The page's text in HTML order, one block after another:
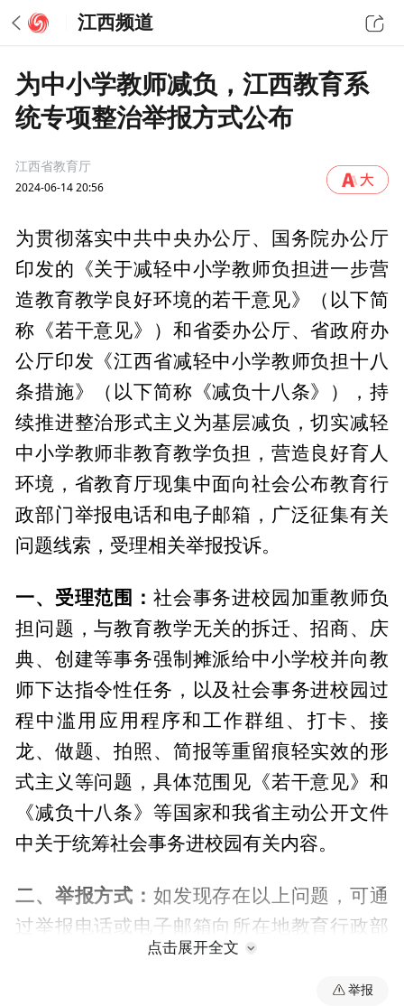
江西频道
为中小学教师减负，江西教育系
统专项整治举报方式公布
江西省教育厅
2024-06-14 20:56
为贯彻落实中共中央办公厅、国务院办公厅
印发的《关于减轻中小学教师负担进一步营
造教育教学良好环境的若干意见》（以下简
称《若干意见》）和省委办公厅、省政府办
公厅印发《江西省减轻中小学教师负担十八
条措施》（以下简称《减负十八条》），持
续推进整治形式主义为基层减负，切实减轻
中小学教师非教育教学负担，营造良好育人
环境，省教育厅现集中面向社会公布教育行
政部门举报电话和电子邮箱，广泛征集有关
问题线索，受理相关举报投诉。
一、受理范围： 社会事务进校园加重教师负
担问题，与教育教学无关的拆迁、招商、庆
典、创建等事务强制摊派给中小学校并向教
师下达指令性任务，以及社会事务进校园过
程中滥用应用程序和工作群组、打卡、接
龙、做题、拍照、简报等重留痕轻实效的形
式主义等问题，具体范围见《若干意见》和
《减负十八条》等国家和我省主动公开文件
中关于统筹社会事务进校园有关内容。
二、举报方式： 如发现存在以上问题，可通
过举报电话或电子邮箱向所在地教育行政部
门或其上级教育行政部门举报，举报要有具
体线索，并提供图片、文字表述等详实材
点击展开全文
举报